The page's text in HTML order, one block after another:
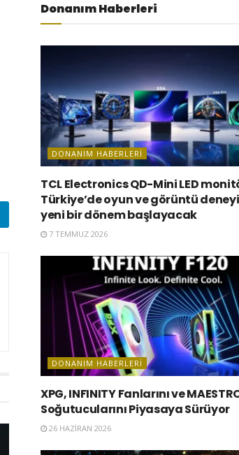
Donanım Haberleri
DONANIM HABERLERI
TCL Electronics QD-Mini LED
Türkiye’de oyun ve görüntü
yeni bir dönem başlayacak
7 TEMMUZ 2026
DONANIM HABERLERI
XPG, INFINITY Fanlarını ve
Soğutucularını Piyasaya Sürüyor
26 HAZIRAN 2026